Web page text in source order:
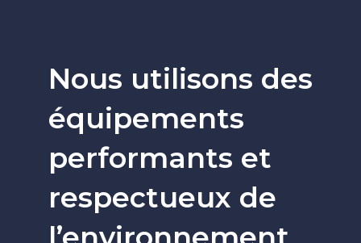
Nous utilisons des
équipements
performants et
respectueux de